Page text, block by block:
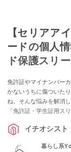
【セリアア
ードの個人
ド保護スリ
免許証やマイナンバー
かないうちに傷ついた
ね。そんな悩みを解消
「免許証・学生証用ス
で、ぜひチェックして
イチオシスト
暮らし系